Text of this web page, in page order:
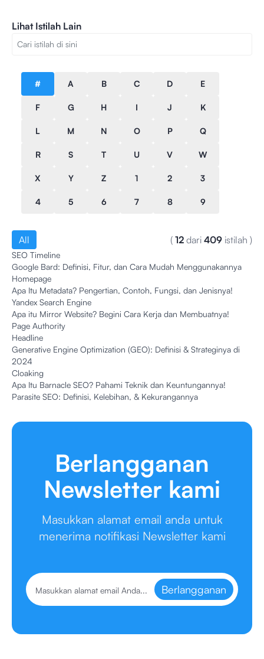
Lihat Istilah Lain
# A B C D E
F G H I J K
L M N O P Q
R S T U V W
X Y Z 1 2 3
4 5 6 7 8 9
All ( 12 dari 409 istilah )
SEO Timeline
Google Bard: Definisi, Fitur, dan Cara Mudah Menggunakannya
Homepage
Apa Itu Metadata? Pengertian, Contoh, Fungsi, dan Jenisnya!
Yandex Search Engine
Apa itu Mirror Website? Begini Cara Kerja dan Membuatnya!
Page Authority
Headline
Generative Engine Optimization (GEO): Definisi & Strateginya di
2024
Cloaking
Apa Itu Barnacle SEO? Pahami Teknik dan Keuntungannya!
Parasite SEO: Definisi, Kelebihan, & Kekurangannya
Berlangganan
Newsletter kami
Masukkan alamat email anda untuk
menerima notifikasi Newsletter kami
Berlangganan